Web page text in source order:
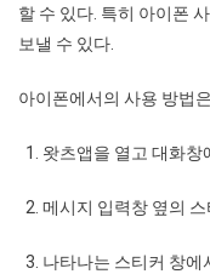
할 수 있다. 특히 아이폰
보낼 수 있다.
아이폰에서의 사용 방법
왓츠앱을 열고 대화창
메시지 입력창 옆의
나타나는 스티커 창에